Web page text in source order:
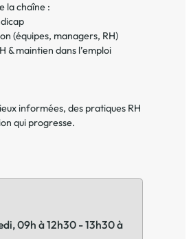
la chaîne :
(équipes, managers, RH)
& maintien dans l’emploi
informées, des pratiques RH
qui progresse.
09h à 12h30 - 13h30 à